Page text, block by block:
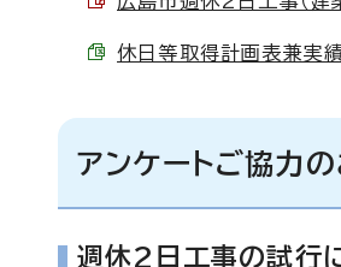
休日等取得計画表兼実
アンケートご協力
週休2日工事の試行